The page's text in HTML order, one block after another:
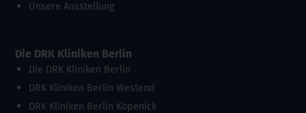
Unsere Ausstellung
Die DRK Kliniken Berlin
Die DRK Kliniken Berlin
DRK Kliniken Berlin Westend
DRK Kliniken Berlin Köpenick